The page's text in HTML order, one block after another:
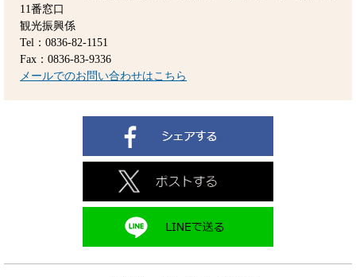
11番窓口
観光振興係
Tel：0836-82-1151
Fax：0836-83-9336
メールでのお問い合わせはこちら